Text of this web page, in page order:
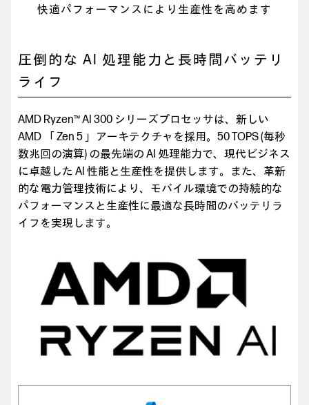
快適パフォーマンスにより生産性を高めます
圧倒的な AI 処理能力と長時間バッテリ
ライフ
AMD Ryzen™ AI 300 シリーズプロセッサは、新しい
AMD 「 Zen 5 」アーキテクチャを採用。50 TOPS (毎秒
数兆回の演算) の最先端の AI 処理能力で、現代ビジネス
に卓越した AI 性能と生産性を提供します。また、革新
的な電力管理技術により、モバイル環境での持続的な
パフォーマンスと生産性に最適な長時間のバッテリラ
イフを実現します。